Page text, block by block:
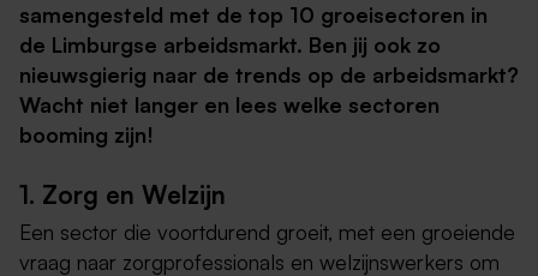
samengesteld met de top 10 groeisectoren in
de Limburgse arbeidsmarkt. Ben jij ook zo
nieuwsgierig naar de trends op de arbeidsmarkt?
Wacht niet langer en lees welke sectoren
booming zijn!
1. Zorg en Welzijn
Een sector die voortdurend groeit, met een groeiende
vraag naar zorgprofessionals en welzijnswerkers om